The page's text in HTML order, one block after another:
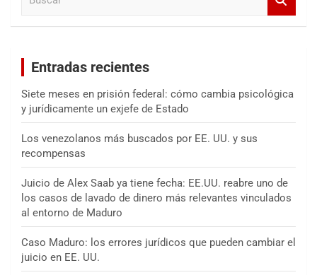
Entradas recientes
Siete meses en prisión federal: cómo cambia psicológica
y jurídicamente un exjefe de Estado
Los venezolanos más buscados por EE. UU. y sus
recompensas
Juicio de Alex Saab ya tiene fecha: EE.UU. reabre uno de
los casos de lavado de dinero más relevantes vinculados
al entorno de Maduro
Caso Maduro: los errores jurídicos que pueden cambiar el
juicio en EE. UU.